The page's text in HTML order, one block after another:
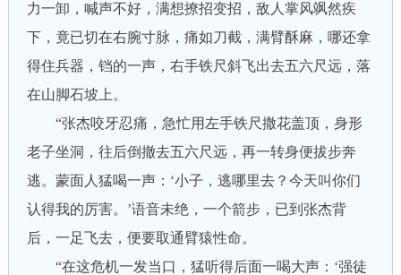
力一卸，喊声不好，满想撩招变招，敌人掌风飒然疾
下，竟已切在右腕寸脉，痛如刀截，满臂酥麻，哪还拿
得住兵器，铛的一声，右手铁尺斜飞出去五六尺远，落
在山脚石坡上。
“张杰咬牙忍痛，急忙用左手铁尺撒花盖顶，身形
老子坐洞，往后倒撤去五六尺远，再一转身便拔步奔
逃。蒙面人猛喝一声：‘小子，逃哪里去？今天叫你们
认得我的厉害。’语音未绝，一个箭步，已到张杰背
后，一足飞去，便要取通臂猿性命。
“在这危机一发当口，猛听得后面一喝大声：‘强徒